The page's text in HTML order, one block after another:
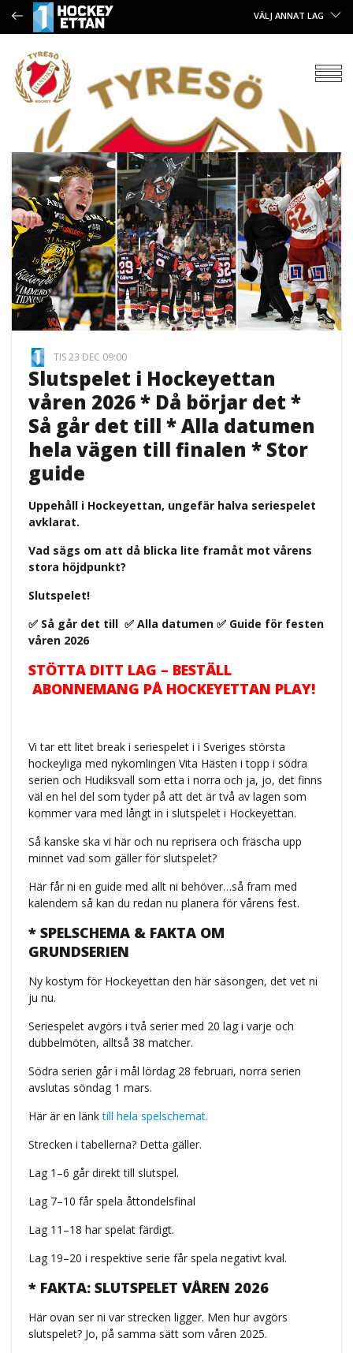
VÄLJ ANNAT LAG
TIS 23 DEC 09:00
Slutspelet i Hockeyettan
våren 2026 * Då börjar det *
Så går det till * Alla datumen
hela vägen till finalen * Stor
guide
Uppehåll i Hockeyettan, ungefär halva seriespelet
avklarat.
Vad sägs om att då blicka lite framåt mot vårens
stora höjdpunkt?
Slutspelet!
✅ Så går det till ✅ Alla datumen ✅ Guide för festen
våren 2026
STÖTTA DITT LAG – BESTÄLL
ABONNEMANG PÅ HOCKEYETTAN PLAY!
Vi tar ett litet break i seriespelet i i Sveriges största
hockeyliga med nykomlingen Vita Hästen i topp i södra
serien och Hudiksvall som etta i norra och ja, jo, det finns
väl en hel del som tyder på att det är två av lagen som
kommer vara med långt in i slutspelet i Hockeyettan.
Så kanske ska vi här och nu reprisera och fräscha upp
minnet vad som gäller för slutspelet?
Här får ni en guide med allt ni behöver…så fram med
kalendern så kan du redan nu planera för vårens fest.
* SPELSCHEMA & FAKTA OM
GRUNDSERIEN
Ny kostym för Hockeyettan den här säsongen, det vet ni
ju nu.
Seriespelet avgörs i två serier med 20 lag i varje och
dubbelmöten, alltså 38 matcher.
Södra serien går i mål lördag 28 februari, norra serien
avslutas söndag 1 mars.
Här är en länktill hela spelschemat.
Strecken i tabellerna? Detta gäller.
Lag 1–6 går direkt till slutspel.
Lag 7–10 får spela åttondelsfinal
Lag 11–18 har spelat färdigt.
Lag 19–20 i respektive serie får spela negativt kval.
* FAKTA: SLUTSPELET VÅREN 2026
Här ovan ser ni var strecken ligger. Men hur avgörs
slutspelet? Jo, på samma sätt som våren 2025.